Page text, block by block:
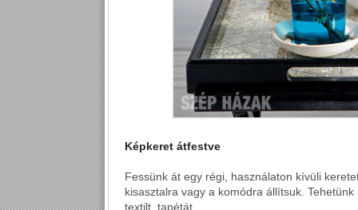
Képkeret átfestve
Fessünk át egy régi, használaton kívüli
kisasztalra vagy a komódra állítsuk.
textilt, tapétát.